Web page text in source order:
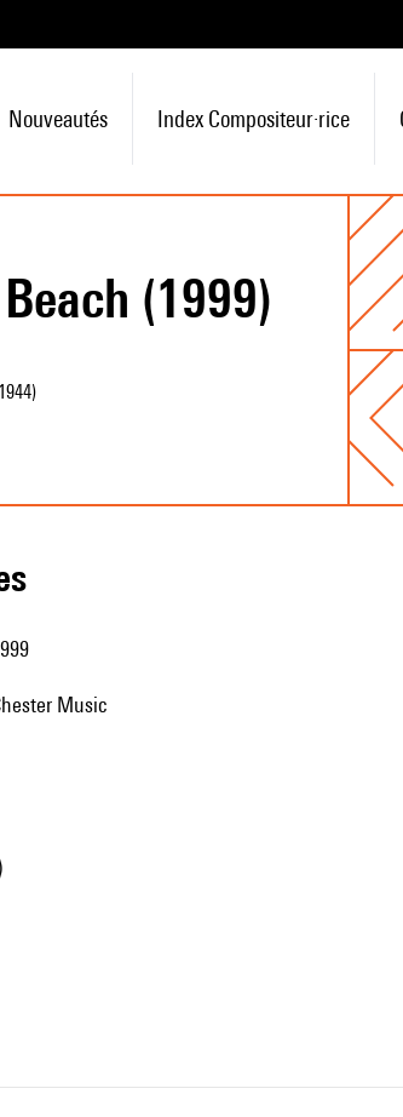
Nouveautés Index Compositeur·rice
(1999)
)
1999
Chester Music